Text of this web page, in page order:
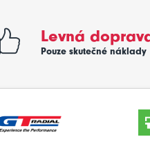
Levná
Pouze skutečné náklady